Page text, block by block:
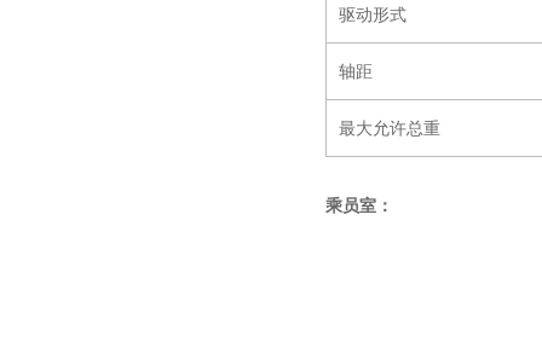
驱动形式
轴距
最大允许总重
乘员室：